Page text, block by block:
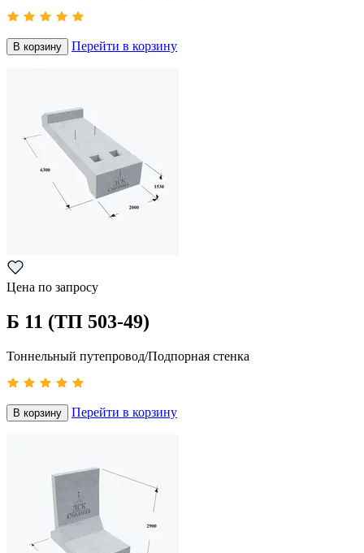
В корзину Перейти в корзину
Цена по запросу
Б 11 (ТП 503-49)
Тоннельный путепровод/Подпорная стенка
В корзину Перейти в корзину